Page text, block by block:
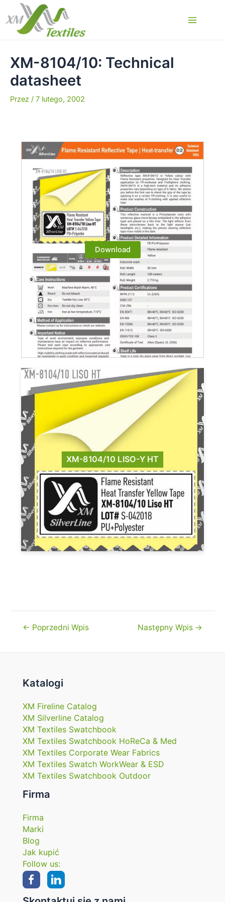
Przejdź
do
treści
XM-8104/10: Technical
datasheet
Przez / 7 lutego, 2002
Download
XM-8104/10 LISO-Y HT
Nawigacja
← Poprzedni Wpis Następny Wpis →
Katalogi
XM Fireline Catalog
XM Silverline Catalog
XM Textiles Swatchbook
XM Textiles Swatchbook HoReCa & Med
XM Textiles Corporate Wear Fabrics
XM Textiles Swatch WorkWear & ESD
XM Textiles Swatchbook Outdoor
Firma
Firma
Marki
Blog
Jak kupić
Follow us: